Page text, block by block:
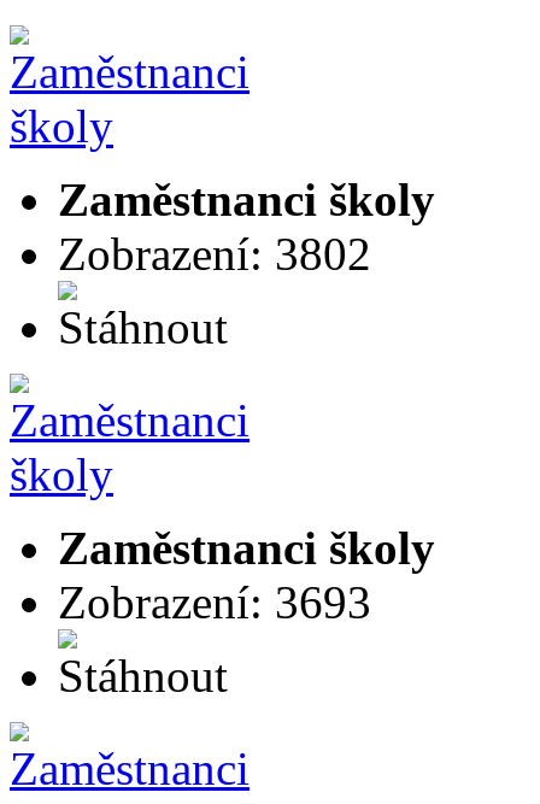
Zaměstnanci školy
Zobrazení: 3802
Zaměstnanci školy
Zobrazení: 3693